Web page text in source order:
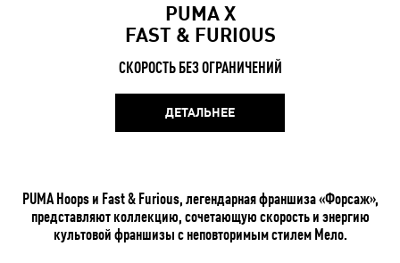
PUMA X
FAST & FURIOUS
СКОРОСТЬ БЕЗ ОГРАНИЧЕНИЙ
ДЕТАЛЬНЕЕ
PUMA Hoops и Fast & Furious, легендарная франшиза «Форсаж»,
представляют коллекцию, сочетающую скорость и энергию
культовой франшизы с неповторимым стилем Мело.